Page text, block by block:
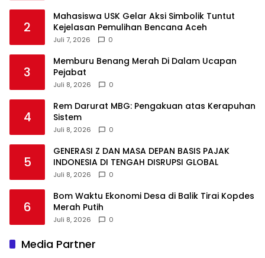
2
Mahasiswa USK Gelar Aksi Simbolik Tuntut
Kejelasan Pemulihan Bencana Aceh
Juli 7, 2026 0
3
Memburu Benang Merah Di Dalam Ucapan
Pejabat
Juli 8, 2026 0
4
Rem Darurat MBG: Pengakuan atas Kerapuhan
Sistem
Juli 8, 2026 0
5
GENERASI Z DAN MASA DEPAN BASIS PAJAK
INDONESIA DI TENGAH DISRUPSI GLOBAL
Juli 8, 2026 0
6
Bom Waktu Ekonomi Desa di Balik Tirai Kopdes
Merah Putih
Juli 8, 2026 0
Media Partner